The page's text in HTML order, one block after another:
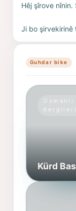
Hêj şîrove
Ji bo şirvekirinê
Guhdar bike
dergileri
Kürd